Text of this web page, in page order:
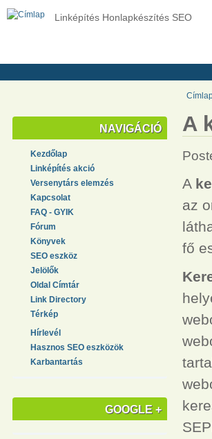
Linképítés Honlapkészítés SEO
NAVIGÁCIÓ
Kezdőlap
Linképítés akció
Versenytárs elemzés
Kapcsolat
FAQ - GYIK
Fórum
Könyvek
SEO eszköz
Jelölők
Oldal Címtár
Link Directory
Térkép
Hírlevél
Hasznos SEO eszközök
Karbantartás
GOOGLE +
A
A
az
fő